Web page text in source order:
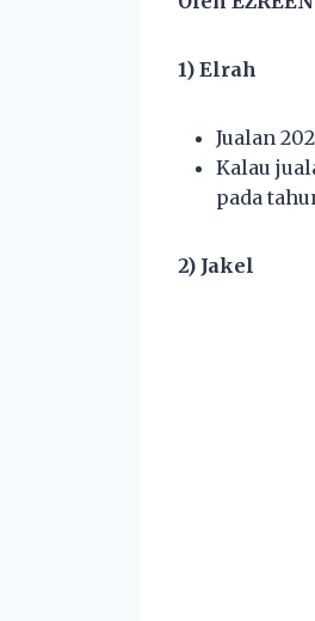
1) Elrah
Jualan
Kalau
pada
2) Jakel